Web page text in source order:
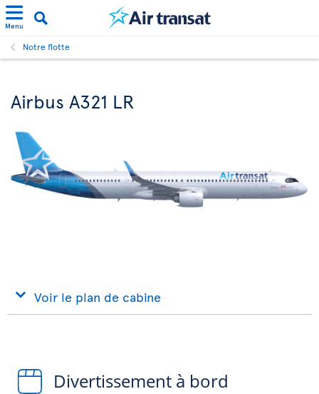
Menu
Notre flotte
Airbus A321 LR
Voir le plan de cabine
Divertissement à bord